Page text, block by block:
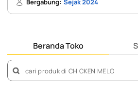
Bergabung: Sejak 2024
Beranda Toko